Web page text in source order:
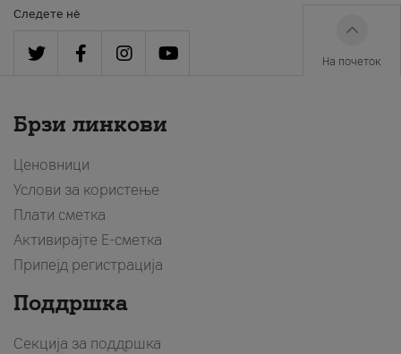
Следете нè
На почеток
Брзи линкови
Ценовници
Услови за користење
Плати сметка
Активирајте Е-сметка
Припејд регистрација
Поддршка
Секција за поддршка